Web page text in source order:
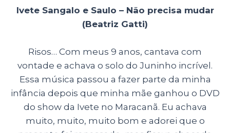
Ivete Sangalo e Saulo – Não precisa mudar
(Beatriz Gatti)
Risos… Com meus 9 anos, cantava com
vontade e achava o solo do Juninho incrível.
Essa música passou a fazer parte da minha
infância depois que minha mãe ganhou o DVD
do show da Ivete no Maracanã. Eu achava
muito, muito, muito bom e adorei que o